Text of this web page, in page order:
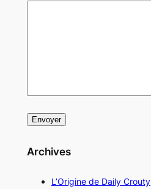
Archives
L’Origine de Daily Crouty